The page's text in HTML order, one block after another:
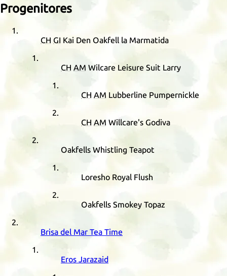
Progenitores
CH GI Kai Den Oakfell la Marmatida
CH AM Wilcare Leisure Suit Larry
CH AM Lubberline Pumpernickle
CH AM Willcare's Godiva
Oakfells Whistling Teapot
Loresho Royal Flush
Oakfells Smokey Topaz
Brisa del Mar Tea Time
Eros Jarazaid